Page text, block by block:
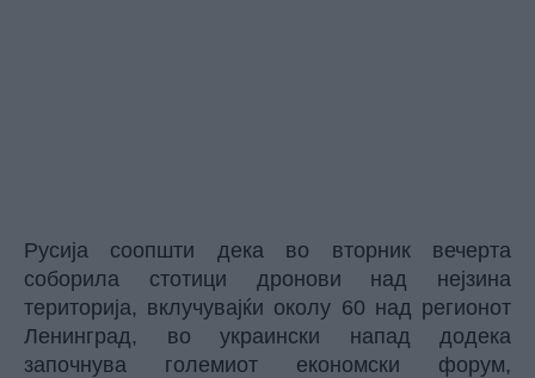
Русија соопшти дека во вторник вечерта
соборила стотици дронови над нејзина
територија, вклучувајќи околу 60 над регионот
Ленинград, во украински напад додека
започнува големиот економски форум,